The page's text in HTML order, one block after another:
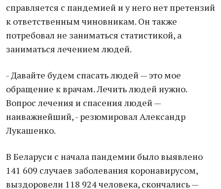
справляется с пандемией и у него нет претензий
к ответственным чиновникам. Он также
потребовал не заниматься статистикой, а
заниматься лечением людей.
- Давайте будем спасать людей — это мое
обращение к врачам. Лечить людей нужно.
Вопрос лечения и спасения людей —
наиважнейший, - резюмировал Александр
Лукашенко.
В Беларуси с начала пандемии было выявлено
141 609 случаев заболевания коронавирусом,
выздоровели 118 924 человека, скончались —